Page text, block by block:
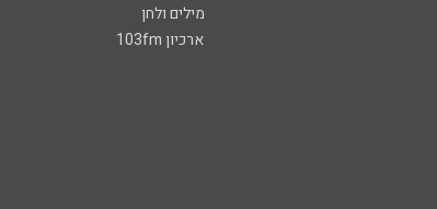
מילים ולחן
ארכיון 103fm